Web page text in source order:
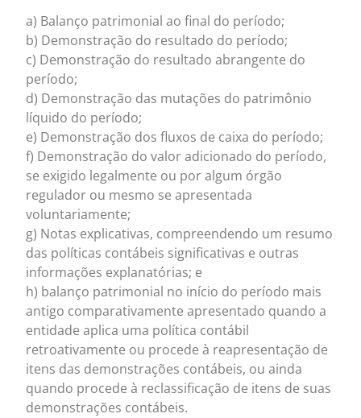
a) Balanço patrimonial ao final do período;
b) Demonstração do resultado do período;
c) Demonstração do resultado abrangente do
período;
d) Demonstração das mutações do patrimônio
líquido do período;
e) Demonstração dos fluxos de caixa do período;
f) Demonstração do valor adicionado do período,
se exigido legalmente ou por algum órgão
regulador ou mesmo se apresentada
voluntariamente;
g) Notas explicativas, compreendendo um resumo
das políticas contábeis significativas e outras
informações explanatórias; e
h) balanço patrimonial no início do período mais
antigo comparativamente apresentado quando a
entidade aplica uma política contábil
retroativamente ou procede à reapresentação de
itens das demonstrações contábeis, ou ainda
quando procede à reclassificação de itens de suas
demonstrações contábeis.